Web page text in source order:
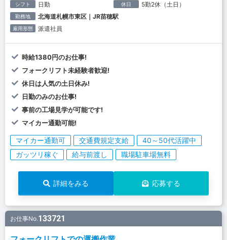
シフト 日勤 休日 5勤2休（土日）
勤務地 北海道札幌市東区｜JR苗穂駅
雇用形態 派遣社員
時給1380円のお仕事!
フォークリフト未経験者歓迎!
休日は人気の土日休み!
日勤のみのお仕事!
事前の工場見学が可能です!
マイカー通勤可能!
マイカー通勤可 交通費規定支給
40～50代活躍中
ガッツリ稼ぐ
給与前渡し 職場駐車場無料
詳細をみる 応募する
お仕事No.133721